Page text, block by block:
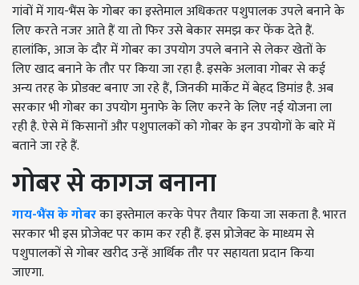
गांवों में गाय-भैंस के गोबर का इस्तेमाल अधिकतर पशुपालक उपले बनाने के
लिए करते नजर आते हैं या तो फिर उसे बेकार समझ कर फेंक देते हैं.
हालांकि,आज के दौर में गोबर का उपयोग उपले बनाने से लेकर खेतों के
लिए खाद बनाने के तौर पर किया जा रहा है. इसके अलावा गोबर से कई
अन्य तरह के प्रोडक्ट बनाए जा रहे हैं,जिनकी मार्केट में बेहद डिमांड है. अब
सरकार भी गोबर का उपयोग मुनाफे के लिए करने के लिए नई योजना ला
रही है. ऐसे में किसानों और पशुपालकों को गोबर के इन उपयोगों के बारे में
बताने जा रहे हैं.
गोबर से कागज बनाना
गाय-भैंस के गोबरका इस्तेमाल करके पेपर तैयार किया जा सकता है. भारत
सरकार भी इस प्रोजेक्ट पर काम कर रही हैं. इस प्रोजेक्ट के माध्यम से
पशुपालकों से गोबर खरीद उन्हें आर्थिक तौर पर सहायता प्रदान किया
जाएगा.